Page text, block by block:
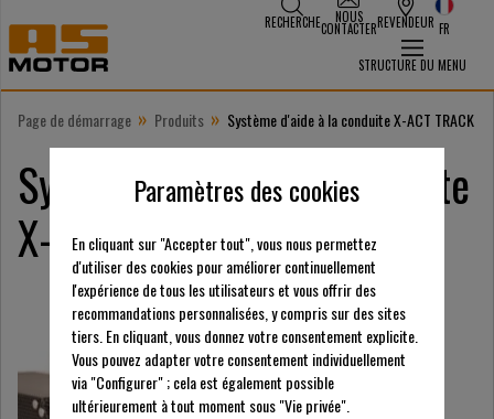
RECHERCHE NOUS
CONTACTERREVENDEUR FR
STRUCTURE DU MENU
Page de démarrage » Produits » Système d'aide à la conduite X-ACT TRACK
Système d’aide à la conduite
X-ACT TRACK
Paramètres des cookies
En cliquant sur "Accepter tout", vous nous permettez
d'utiliser des cookies pour améliorer continuellement
l'expérience de tous les utilisateurs et vous offrir des
recommandations personnalisées, y compris sur des sites
tiers. En cliquant, vous donnez votre consentement explicite.
Vous pouvez adapter votre consentement individuellement
via "Configurer" ; cela est également possible
ultérieurement à tout moment sous "Vie privée".